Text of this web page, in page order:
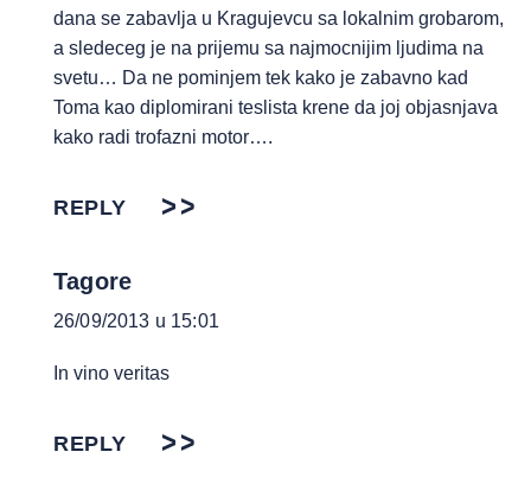
dana se zabavlja u Kragujevcu sa lokalnim grobarom,
a sledeceg je na prijemu sa najmocnijim ljudima na
svetu… Da ne pominjem tek kako je zabavno kad
Toma kao diplomirani teslista krene da joj objasnjava
kako radi trofazni motor….
REPLY
Tagore
26/09/2013 u 15:01
In vino veritas
REPLY